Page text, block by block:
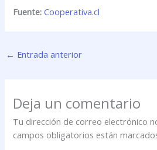
Fuente:Cooperativa.cl
← Entrada anterior
Deja un comentario
Tu dirección de correo electrónico
campos obligatorios están